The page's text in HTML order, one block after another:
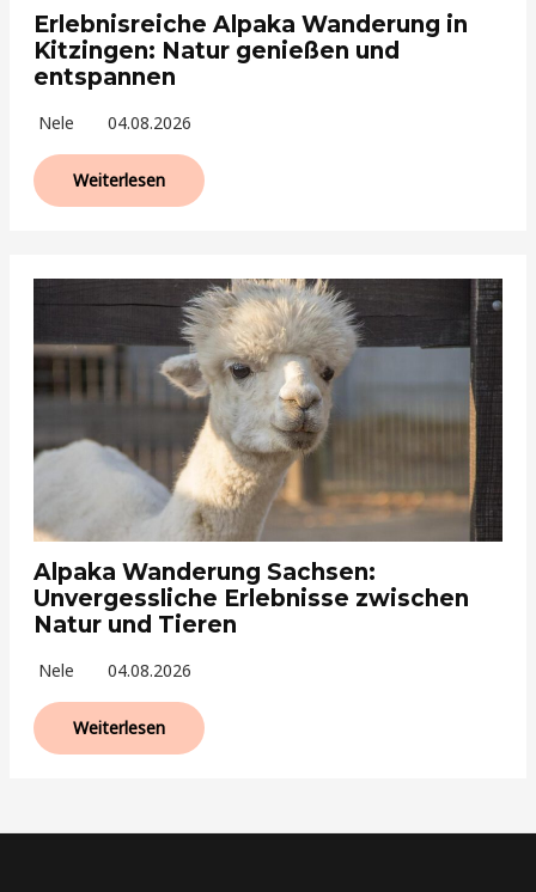
Erlebnisreiche Alpaka Wanderung in
Kitzingen: Natur genießen und
entspannen
Nele 04.08.2026
Weiterlesen
Alpaka Wanderung Sachsen:
Unvergessliche Erlebnisse zwischen
Natur und Tieren
Nele 04.08.2026
Weiterlesen